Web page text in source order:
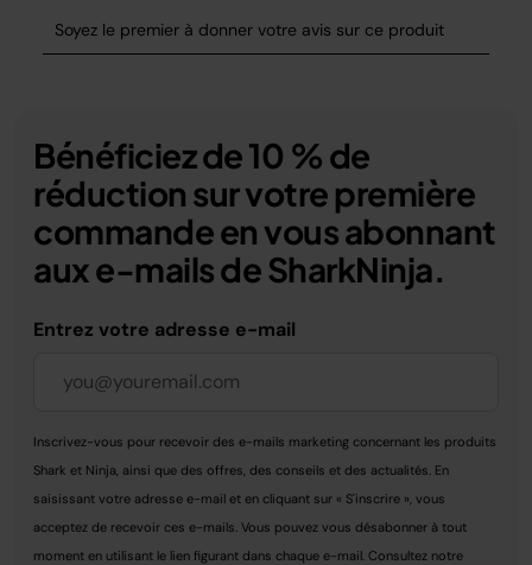
Bénéficiez de 10 % de
réduction sur votre première
commande en vous abonnant
aux e-mails de SharkNinja.
Entrez votre adresse e-mail
Inscrivez-vous pour recevoir des e-mails marketing concernant les produits
Shark et Ninja, ainsi que des offres, des conseils et des actualités. En
saisissant votre adresse e-mail et en cliquant sur « S'inscrire », vous
acceptez de recevoir ces e-mails. Vous pouvez vous désabonner à tout
moment en utilisant le lien figurant dans chaque e-mail. Consultez notre